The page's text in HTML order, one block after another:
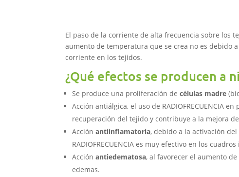
El paso de la corriente de alta frecuencia sobre los
aumento de temperatura que se crea no es debido
corriente en los tejidos.
¿Qué efectos se producen a
Se produce una proliferación decélulas madre
Acción antiálgica, el uso de RADIOFRECUENCIA
recuperación del tejido y contribuye a la mejora
Acciónantiinflamatoria, debido a la activación
RADIOFRECUENCIA es muy efectivo en los
Acciónantiedematosa, al favorecer el aumento
edemas.